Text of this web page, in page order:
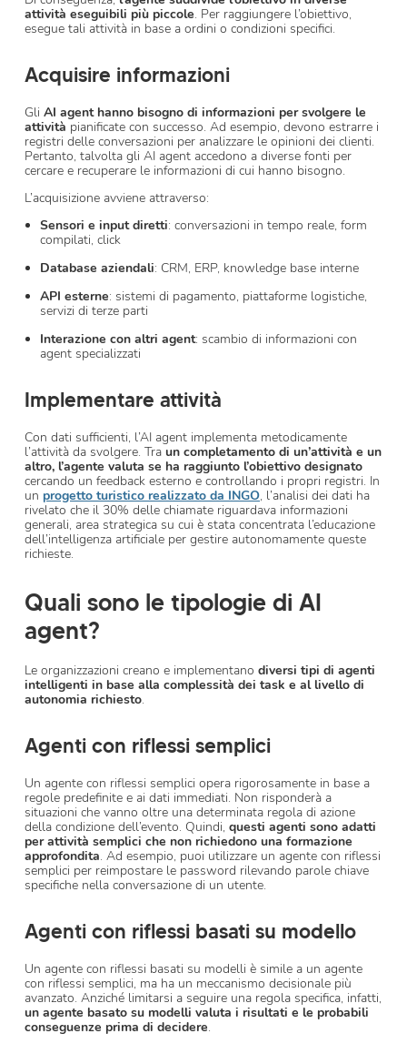
attività eseguibili più piccole. Per raggiungere l’obiettivo,
esegue tali attività in base a ordini o condizioni specifici.
Acquisire informazioni
Gli AI agent hanno bisogno di informazioni per svolgere le
attività pianificate con successo. Ad esempio, devono estrarre i
registri delle conversazioni per analizzare le opinioni dei clienti.
Pertanto, talvolta gli AI agent accedono a diverse fonti per
cercare e recuperare le informazioni di cui hanno bisogno.
L’acquisizione avviene attraverso:
Sensori e input diretti: conversazioni in tempo reale, form
compilati, click
Database aziendali: CRM, ERP, knowledge base interne
API esterne: sistemi di pagamento, piattaforme logistiche,
servizi di terze parti
Interazione con altri agent: scambio di informazioni con
agent specializzati
Implementare attività
Con dati sufficienti, l’AI agent implementa metodicamente
l’attività da svolgere. Tra un completamento di un’attività e un
altro, l’agente valuta se ha raggiunto l’obiettivo designato
cercando un feedback esterno e controllando i propri registri. In
un progetto turistico realizzato da INGO, l’analisi dei dati ha
rivelato che il 30% delle chiamate riguardava informazioni
generali, area strategica su cui è stata concentrata l’educazione
dell’intelligenza artificiale per gestire autonomamente queste
richieste.
Quali sono le tipologie di AI
agent?
Le organizzazioni creano e implementano diversi tipi di agenti
intelligenti in base alla complessità dei task e al livello di
autonomia richiesto.
Agenti con riflessi semplici
Un agente con riflessi semplici opera rigorosamente in base a
regole predefinite e ai dati immediati. Non risponderà a
situazioni che vanno oltre una determinata regola di azione
della condizione dell’evento. Quindi, questi agenti sono adatti
per attività semplici che non richiedono una formazione
approfondita. Ad esempio, puoi utilizzare un agente con riflessi
semplici per reimpostare le password rilevando parole chiave
specifiche nella conversazione di un utente.
Agenti con riflessi basati su modello
Un agente con riflessi basati su modelli è simile a un agente
con riflessi semplici, ma ha un meccanismo decisionale più
avanzato. Anziché limitarsi a seguire una regola specifica, infatti,
un agente basato su modelli valuta i risultati e le probabili
conseguenze prima di decidere.